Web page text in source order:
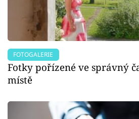
FOTOGALERIE
Fotky pořízené ve správný
místě